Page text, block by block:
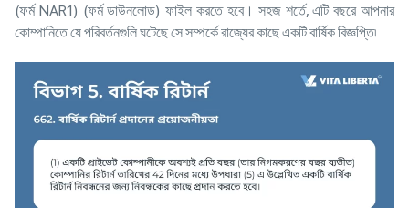
(ফর্ম NAR1) (ফর্ম ডাউনলোড) ফাইল করতে হবে। সহজ শর্তে, এটি বছরে আপনার
কোম্পানিতে যে পরিবর্তনগুলি ঘটেছে সে সম্পর্কে রাজ্যের কাছে একটি বার্ষিক বিজ্ঞপ্তি৷